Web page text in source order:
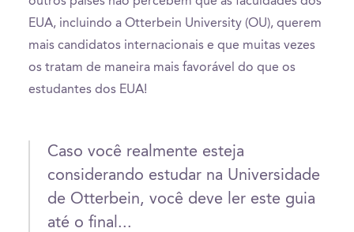
EUA, incluindo a Otterbein University (OU), querem
mais candidatos internacionais e que muitas vezes
os tratam de maneira mais favorável do que os
estudantes dos EUA!
Caso você realmente esteja
considerando estudar na Universidade
de Otterbein, você deve ler este guia
até o final...